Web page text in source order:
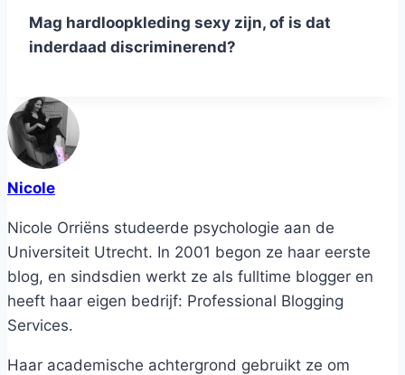
Mag hardloopkleding sexy zijn, of is dat
inderdaad discriminerend?
Nicole
Nicole Orriëns studeerde psychologie aan de
Universiteit Utrecht. In 2001 begon ze haar eerste
blog, en sindsdien werkt ze als fulltime blogger en
heeft haar eigen bedrijf: Professional Blogging
Services.
Haar academische achtergrond gebruikt ze om